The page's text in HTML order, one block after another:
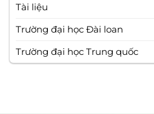
Tài liệu
Trường đại học Đài loan
Trường đại học Trung quốc